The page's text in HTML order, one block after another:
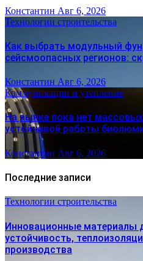
Константин Авг 6, 2026
Технологии строительства
Как выбрать модульный
сейсмоопасных регионов:
Константин Авг 6, 2026
Коммуникации и утепление
На рынке пока нет
устойчивой работы
Константин Авг 6, 2026
Последние записи
Технологии строительства
Инновационные материалы
устойчивость,
производства